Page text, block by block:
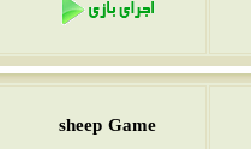
sheep Game